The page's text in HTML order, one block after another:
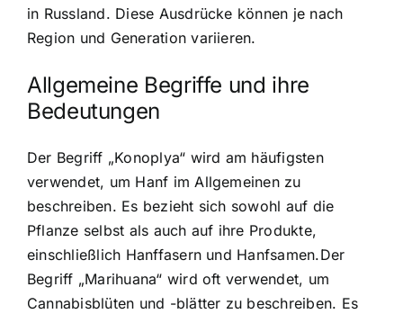
in Russland. Diese Ausdrücke können je nach
Region und Generation variieren.
Allgemeine Begriffe und ihre
Bedeutungen
Der Begriff „Konoplya“ wird am häufigsten
verwendet, um Hanf im Allgemeinen zu
beschreiben. Es bezieht sich sowohl auf die
Pflanze selbst als auch auf ihre Produkte,
einschließlich Hanffasern und Hanfsamen.Der
Begriff „Marihuana“ wird oft verwendet, um
Cannabisblüten und -blätter zu beschreiben. Es